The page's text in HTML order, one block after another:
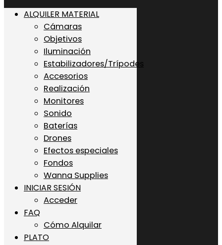
ALQUILER MATERIAL
Cámaras
Objetivos
Iluminación
Estabilizadores/Trípodes
Accesorios
Realización
Monitores
Sonido
Baterías
Drones
Efectos especiales
Fondos
Wanna Supplies
INICIAR SESIÓN
Acceder
FAQ
Cómo Alquilar
PLATO